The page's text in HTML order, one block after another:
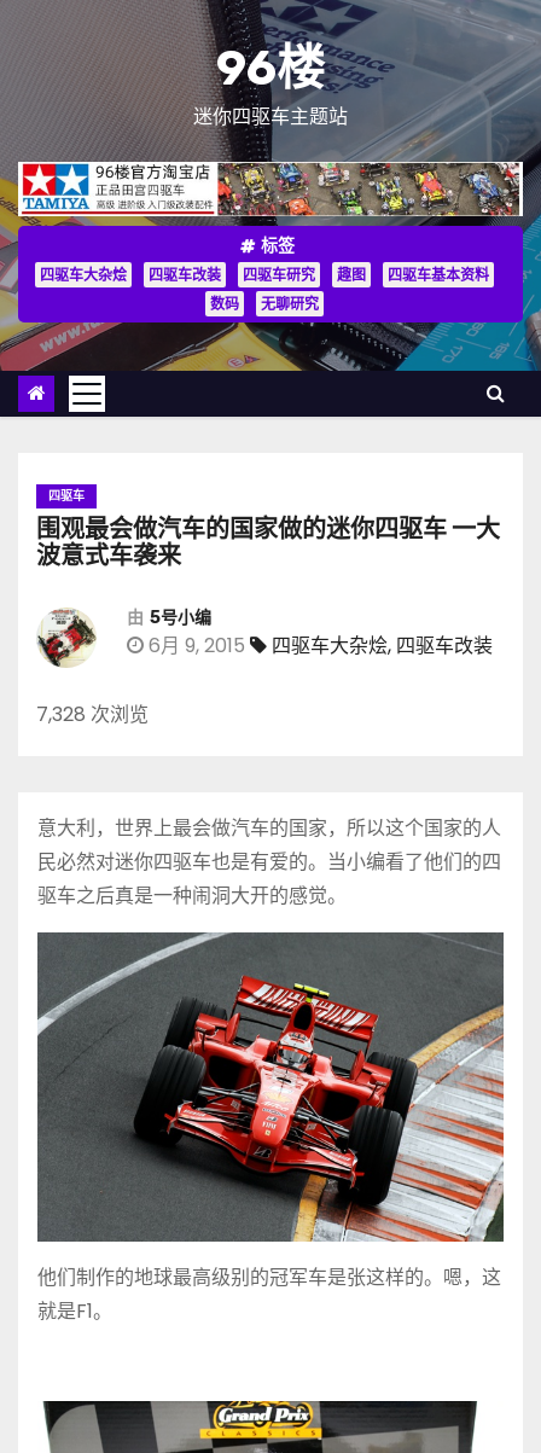
96楼
迷你四驱车主题站
标签
四驱车大杂烩 四驱车改装 四驱车研究 趣图
四驱车基本资料
数码
无聊研究
四驱车
围观最会做汽车的国家做的迷你四驱车 一大
波意式车袭来
由 5号小编
6月 9, 2015 四驱车大杂烩, 四驱车改装
7,328 次浏览
意大利，世界上最会做汽车的国家，所以这个国家的人
民必然对迷你四驱车也是有爱的。当小编看了他们的四
驱车之后真是一种闹洞大开的感觉。
他们制作的地球最高级别的冠军车是张这样的。嗯，这
就是F1。